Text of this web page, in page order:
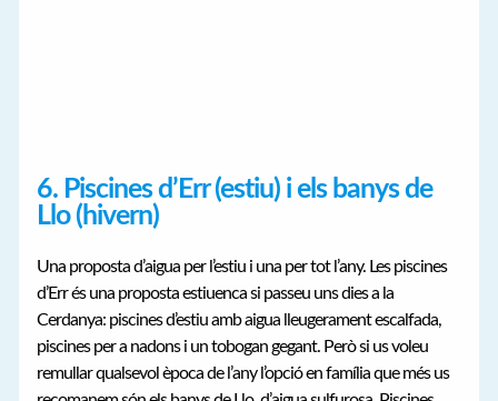
6. Piscines d’Err (estiu) i els banys de
Llo (hivern)
Una proposta d’aigua per l’estiu i una per tot l’any. Les piscines
d’Err és una proposta estiuenca si passeu uns dies a la
Cerdanya: piscines d’estiu amb aigua lleugerament escalfada,
piscines per a nadons i un tobogan gegant. Però si us voleu
remullar qualsevol època de l’any l’opció en família que més us